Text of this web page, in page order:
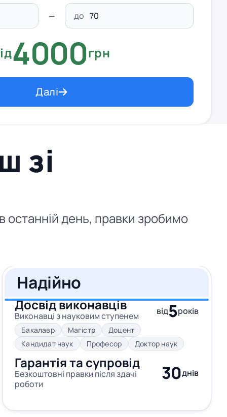
до
4000грн
Далі
зі
останній день, правки зробимо
Надійно
Досвід виконавців
Виконавці з науковим ступенем від5років
Бакалавр Магістр
Доцент
Кандидат наук
Професор Доктор наук
Гарантія та супровід
Безкоштовні правки після здачі
роботи
30днів